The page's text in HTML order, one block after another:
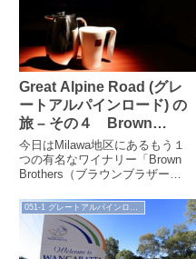
Great Alpine Road (グレ
ートアルパインロード) の
旅 – その４ Brown
Brothers
今日はMilawa地区にあるもう１
つの有名なワイナリー「Brown
Brothers（ブラウンブラザー
リーは、ブラウン家によるファ...